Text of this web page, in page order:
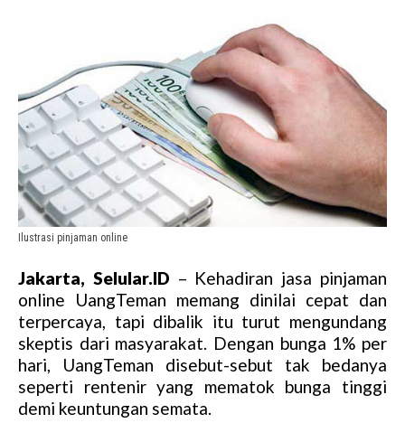
Ilustrasi pinjaman online
Jakarta, Selular.ID – Kehadiran jasa pinjaman
online UangTeman memang dinilai cepat dan
terpercaya, tapi dibalik itu turut mengundang
skeptis dari masyarakat. Dengan bunga 1% per
hari, UangTeman disebut-sebut tak bedanya
seperti rentenir yang mematok bunga tinggi
demi keuntungan semata.